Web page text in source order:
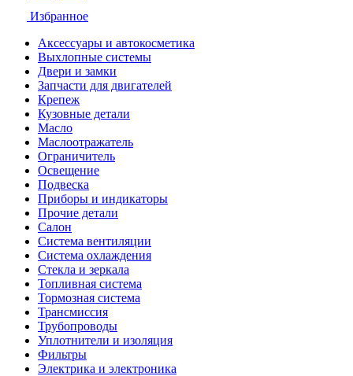
Избранное
Аксессуары и автокосметика
Выхлопные системы
Двери и замки
Запчасти для двигателей
Крепеж
Кузовные детали
Масло
Маслоотражатель
Ограничитель
Освещение
Подвеска
Приборы и индикаторы
Прочие детали
Салон
Система вентиляции
Система охлаждения
Стекла и зеркала
Топливная система
Тормозная система
Трансмиссия
Трубопроводы
Уплотнители и изоляция
Фильтры
Электрика и электроника